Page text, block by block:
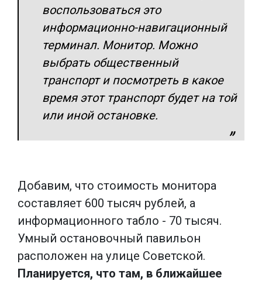
воспользоваться это
информационно-навигационный
терминал. Монитор. Можно
выбрать общественный
транспорт и посмотреть в какое
время этот транспорт будет на той
или иной остановке.
Добавим, что стоимость монитора
составляет 600 тысяч рублей, а
информационного табло - 70 тысяч.
Умный остановочный павильон
расположен на улице Советской.
Планируется, что там, в ближайшее